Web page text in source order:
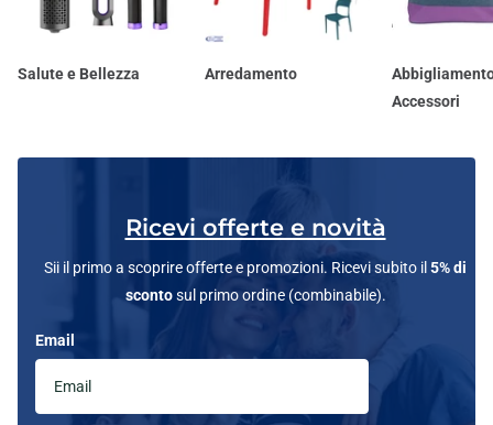
Salute e Bellezza Arredamento
Accessori
Ricevi offerte e novità
Sii il primo a scoprire offerte e promozioni. Ricevi subito il5% di
scontosul primo ordine (combinabile).
Email